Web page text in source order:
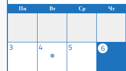
Пн Вт Ср Чт
3 4 5 6